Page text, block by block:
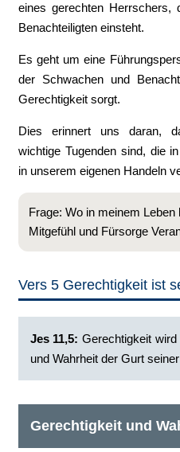
eines gerechten Herrschers,
Benachteiligten einsteht.
Es geht um eine
der Schwachen und
Gerechtigkeit sorgt.
Dies erinnert uns daran,
wichtige Tugenden sind, die
in unserem eigenen Handeln
Frage: Wo in meinem
Mitgefühl und Fürsorge
Vers 5 Gerechtigkeit ist
Jes 11,5:Gerechtigkeit
und Wahrheit der Gurt
Gerechtigkeit und